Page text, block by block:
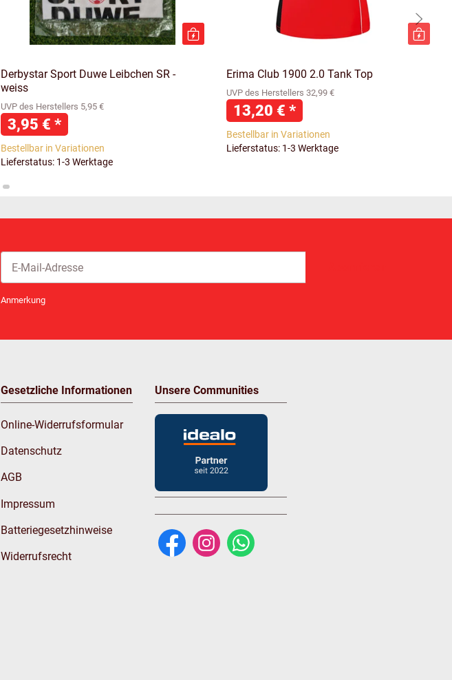
Derbystar Sport Duwe Leibchen SR -
weiss
UVP des Herstellers 5,95 €
3,95 € *
Bestellbar in Variationen
Lieferstatus: 1-3 Werktage
Erima Club 1900 2.0 Tank Top
UVP des Herstellers 32,99 €
13,20 € *
Bestellbar in Variationen
Lieferstatus: 1-3 Werktage
Anmerkung
Gesetzliche Informationen
Online-Widerrufsformular
Datenschutz
AGB
Impressum
Batteriegesetzhinweise
Widerrufsrecht
Unsere Communities